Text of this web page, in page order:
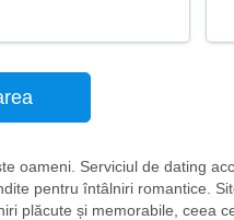
oameni. Serviciul de dating
pentru întâlniri romantice.
plăcute și memorabile, ceea